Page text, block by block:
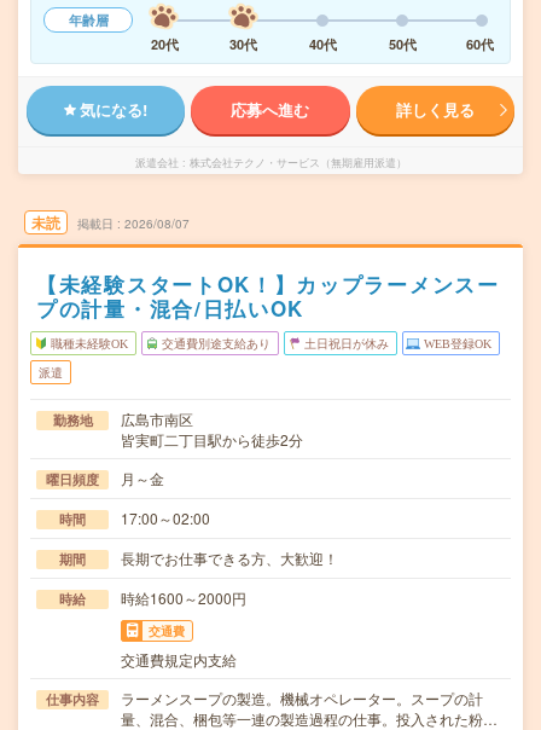
年齢層
20代
30代 40代 50代 60代
気になる! 応募へ進む 詳しく見る
派遣会社 株式会社テクノ・サービス（無期雇用派遣）
未読 掲載日 2026/08/07
【未経験スタートOK！】カップラーメンスー
プの計量・混合/日払いOK
職種未経験OK 交通費別途支給あり 土日祝日が休み WEB登録OK
派遣
勤務地
広島市南区
皆実町二丁目駅から徒歩2分
曜日頻度 月～金
時間 17:00～02:00
期間 長期でお仕事できる方、大歓迎！
時給 時給1600～2000円
交通費
交通費規定内支給
仕事内容
ラーメンスープの製造。機械オペレーター。スープの計
量、混合、梱包等一連の製造過程の仕事。投入された粉…